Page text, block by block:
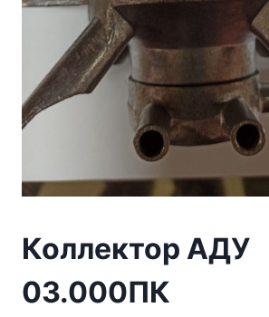
Коллектор АДУ
03.000ПК